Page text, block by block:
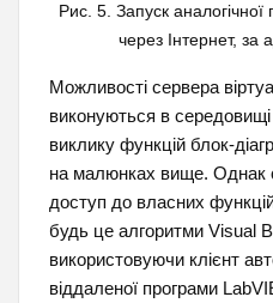
Рис. 5. Запуск
через Інтернет,
Можливості сервера
виконуються в
виклику функцій блок-
на малюнках вище. Однак
доступ до власних функцій
будь це алгоритми Visual
використовуючи клієнт
віддаленої програми